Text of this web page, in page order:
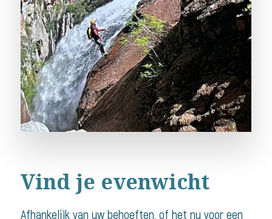
Vind je evenwicht
Afhankelijk van uw behoeften, of het nu voor een